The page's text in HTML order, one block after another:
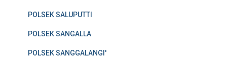
POLSEK SALUPUTTI
POLSEK SANGALLA
POLSEK SANGGALANGI'